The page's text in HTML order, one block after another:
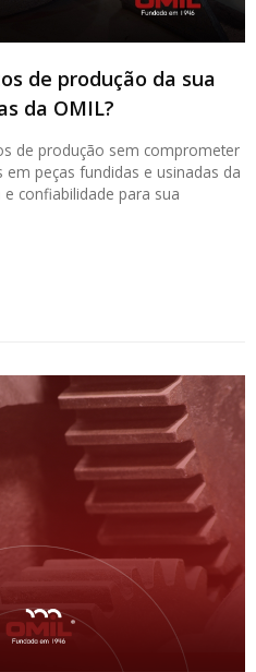
de produção da sua
da OMIL?
de produção sem comprometer
peças fundidas e usinadas da
e confiabilidade para sua